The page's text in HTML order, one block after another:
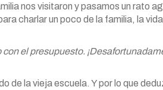
nos visitaron y pasamos un rato
charlar un poco de la familia, la
el presupuesto.
de la vieja escuela. Y por lo que